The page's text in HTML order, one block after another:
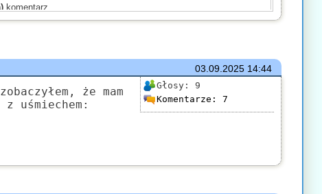
komentarz
komentarz
komentarz
komentarz
komentarz
03.09.202514:44
Głosy: 9
Komentarze: 7
że mam
uśmiechem: